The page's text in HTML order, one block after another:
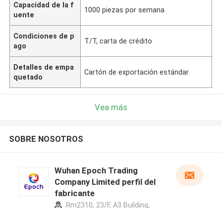
Capacidad de la f
uente
1000 piezas por semana
Condiciones de p
ago
T/T, carta de crédito
Detalles de empa
quetado
Cartón de exportación estándar
Vea más
SOBRE NOSOTROS
Wuhan Epoch Trading
Company Limited perfil del
fabricante
Rm2310, 23/F, A3 Building,